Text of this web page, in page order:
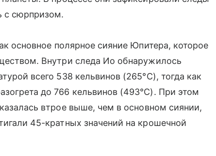
с сюрпризом.
основное полярное сияние Юпитера, которое
Внутри следа Ио обнаружилось
всего 538 кельвинов (265°C), тогда как
до 766 кельвинов (493°C). При этом
втрое выше, чем в основном сиянии,
45-кратных значений на крошечной